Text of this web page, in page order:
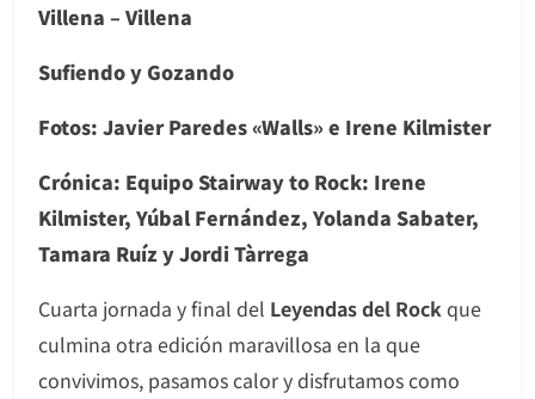
Villena – Villena
Sufiendo y Gozando
Fotos: Javier Paredes «Walls» e Irene Kilmister
Crónica: Equipo Stairway to Rock: Irene
Kilmister, Yúbal Fernández, Yolanda Sabater,
Tamara Ruíz y Jordi Tàrrega
Cuarta jornada y final del Leyendas del Rock que
culmina otra edición maravillosa en la que
convivimos, pasamos calor y disfrutamos como